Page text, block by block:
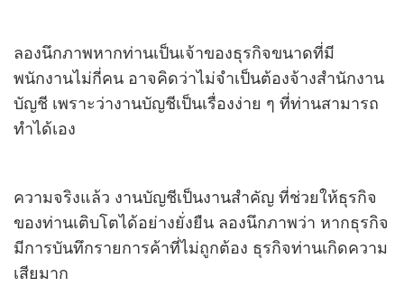
ลองนึกภาพหากท่านเป็นเจ้าของธุรกิจขนาดที่มี
พนักงานไม่กี่คน อาจคิดว่าไม่จำเป็นต้องจ้างสำนักงาน
บัญชี เพราะว่างานบัญชีเป็นเรื่องง่าย ๆ ที่ท่านสามารถ
ทำได้เอง
ความจริงแล้ว งานบัญชีเป็นงานสำคัญ ที่ช่วยให้ธุรกิจ
ของท่านเติบโตได้อย่างยั่งยืน ลองนึกภาพว่า หากธุรกิจ
มีการบันทึกรายการค้าที่ไม่ถูกต้อง ธุรกิจท่านเกิดความ
เสียมาก